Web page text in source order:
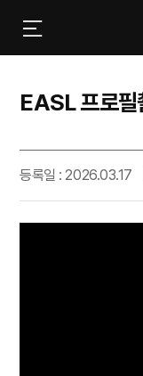
EASL 프로필
등록일 : 2026.03.17